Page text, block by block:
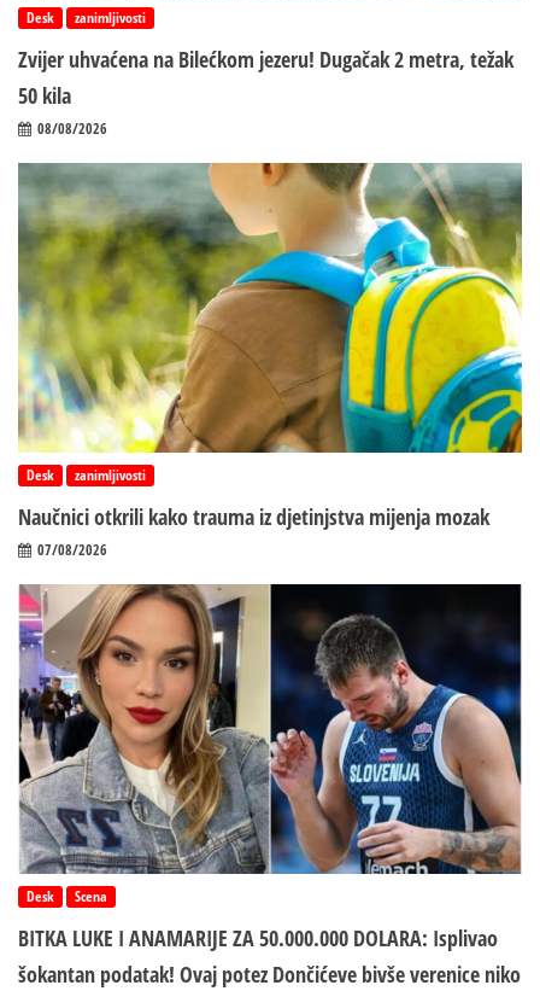
Desk zanimljivosti
Zvijer uhvaćena na Bilećkom jezeru! Dugačak 2 metra, težak
50 kila
08/08/2026
Desk zanimljivosti
Naučnici otkrili kako trauma iz d‌jetinjstva mijenja mozak
07/08/2026
Desk Scena
BITKA LUKE I ANAMARIJE ZA 50.000.000 DOLARA: Isplivao
šokantan podatak! Ovaj potez Dončićeve bivše verenice niko